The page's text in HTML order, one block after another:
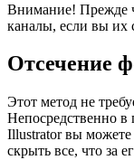
Внимание! Прежде
каналы, если вы их
Отсечение
Этот метод не
Непосредственно
Illustrator вы можете
скрыть все, что за